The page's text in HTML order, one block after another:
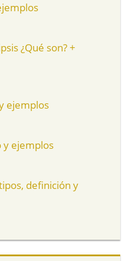
¿Qué son? +
ejemplos
y ejemplos
definición y